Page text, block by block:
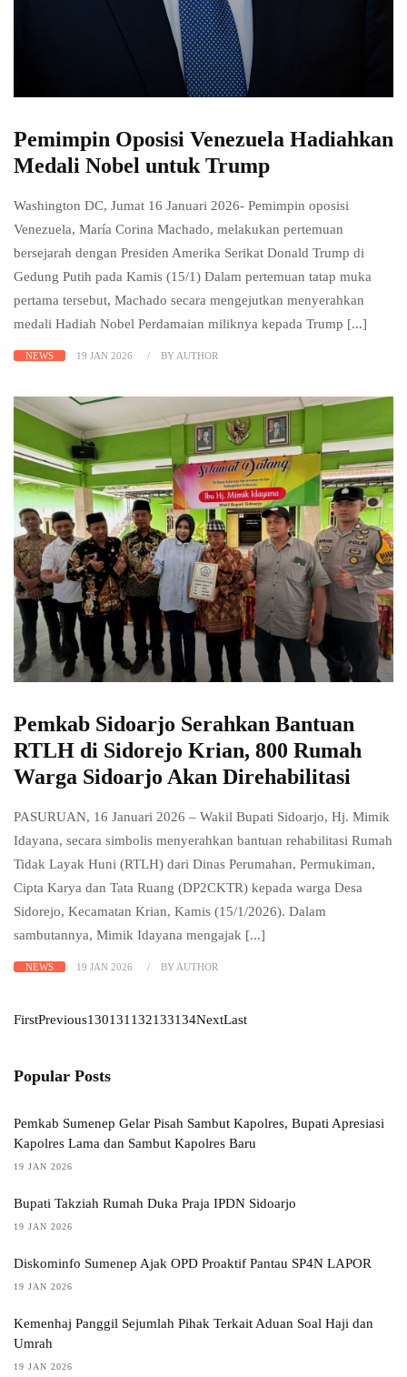
Pemimpin Oposisi Venezuela Hadiahkan
Medali Nobel untuk Trump
Washington DC, Jumat 16 Januari 2026- Pemimpin oposisi
Venezuela, María Corina Machado, melakukan pertemuan
bersejarah dengan Presiden Amerika Serikat Donald Trump di
Gedung Putih pada Kamis (15/1) Dalam pertemuan tatap muka
pertama tersebut, Machado secara mengejutkan menyerahkan
medali Hadiah Nobel Perdamaian miliknya kepada Trump [...]
NEWS 19 JAN 2026 BY AUTHOR
Pemkab Sidoarjo Serahkan Bantuan
RTLH di Sidorejo Krian, 800 Rumah
Warga Sidoarjo Akan Direhabilitasi
PASURUAN, 16 Januari 2026 – Wakil Bupati Sidoarjo, Hj. Mimik
Idayana, secara simbolis menyerahkan bantuan rehabilitasi Rumah
Tidak Layak Huni (RTLH) dari Dinas Perumahan, Permukiman,
Cipta Karya dan Tata Ruang (DP2CKTR) kepada warga Desa
Sidorejo, Kecamatan Krian, Kamis (15/1/2026). Dalam
sambutannya, Mimik Idayana mengajak [...]
NEWS 19 JAN 2026 BY AUTHOR
FirstPrevious130131 132133134NextLast
Popular Posts
Pemkab Sumenep Gelar Pisah Sambut Kapolres, Bupati Apresiasi
Kapolres Lama dan Sambut Kapolres Baru
19 JAN 2026
Bupati Takziah Rumah Duka Praja IPDN Sidoarjo
19 JAN 2026
Diskominfo Sumenep Ajak OPD Proaktif Pantau SP4N LAPOR
19 JAN 2026
Kemenhaj Panggil Sejumlah Pihak Terkait Aduan Soal Haji dan
Umrah
19 JAN 2026